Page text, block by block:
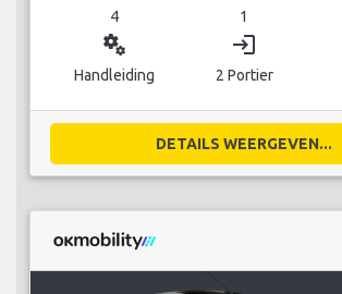
4 1
miscellaneous_services
Handleiding
login
2 Portier
DETAILS WEERGEVEN...